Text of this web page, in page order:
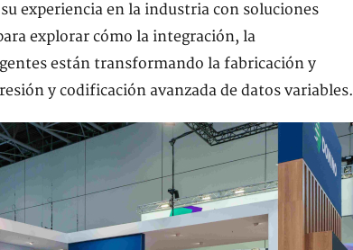
experiencia en la industria con soluciones
explorar cómo la integración, la
están transformando la fabricación y
y codificación avanzada de datos variables.